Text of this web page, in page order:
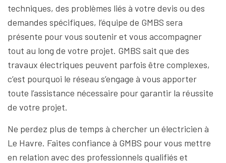
techniques, des problèmes liés à votre devis ou des
demandes spécifiques, l’équipe de GMBS sera
présente pour vous soutenir et vous accompagner
tout au long de votre projet. GMBS sait que des
travaux électriques peuvent parfois être complexes,
c’est pourquoi le réseau s’engage à vous apporter
toute l’assistance nécessaire pour garantir la réussite
de votre projet.
Ne perdez plus de temps à chercher un électricien à
Le Havre. Faites confiance à GMBS pour vous mettre
en relation avec des professionnels qualifiés et